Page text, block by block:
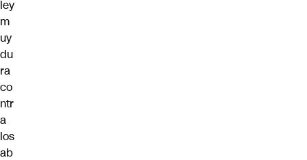
ley
m
uy
du
ra
co
ntr
a
los
ab